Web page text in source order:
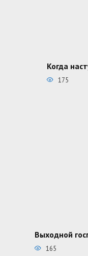
Когда
175
Выходной
165